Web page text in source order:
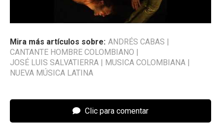
Mira más artículos sobre: ANDRÉS CABAS |
CANTANTE HOMBRE COLOMBIANO |
JOSÉ LUIS SALVATIERRA | MUSICA COLOMBIANA |
NUEVA MÚSICA LATINA
Clic para comentar